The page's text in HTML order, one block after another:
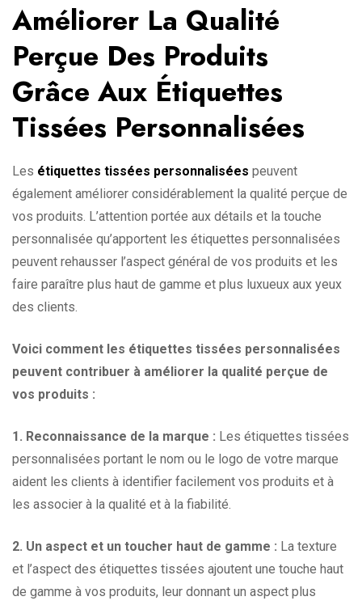
Améliorer La Qualité
Perçue Des Produits
Grâce Aux Étiquettes
Tissées Personnalisées
Les étiquettes tissées personnalisées peuvent
également améliorer considérablement la qualité perçue de
vos produits. L’attention portée aux détails et la touche
personnalisée qu’apportent les étiquettes personnalisées
peuvent rehausser l’aspect général de vos produits et les
faire paraître plus haut de gamme et plus luxueux aux yeux
des clients.
Voici comment les étiquettes tissées personnalisées
peuvent contribuer à améliorer la qualité perçue de
vos produits :
1. Reconnaissance de la marque : Les étiquettes tissées
personnalisées portant le nom ou le logo de votre marque
aident les clients à identifier facilement vos produits et à
les associer à la qualité et à la fiabilité.
2. Un aspect et un toucher haut de gamme : La texture
et l’aspect des étiquettes tissées ajoutent une touche haut
de gamme à vos produits, leur donnant un aspect plus